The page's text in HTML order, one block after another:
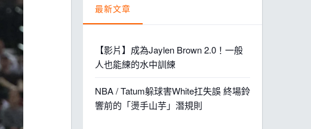
最新文章
【影片】成為Jaylen Brown 2.0！一般
人也能練的水中訓練
NBA / Tatum躲球害White扛失誤 終場鈴
響前的「燙手山芋」潛規則